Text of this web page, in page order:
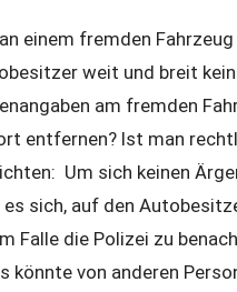
einem fremden
weit und breit
am fremden
entfernen? Ist man
Um sich keinen
sich, auf den
Falle die Polizei zu
könnte von anderen